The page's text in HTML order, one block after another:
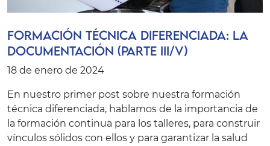
Formación técnica diferenciada: la
documentación (Parte III/V)
18 de enero de 2024
En nuestro primer post sobre nuestra formación
técnica diferenciada, hablamos de la importancia de
la formación continua para los talleres, para construir
vínculos sólidos con ellos y para garantizar la salud